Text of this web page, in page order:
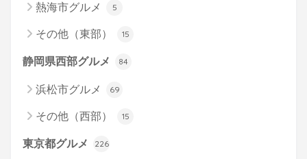
熱海市グルメ 5
その他（東部） 15
静岡県西部グルメ 84
浜松市グルメ 69
その他（西部） 15
東京都グルメ 226